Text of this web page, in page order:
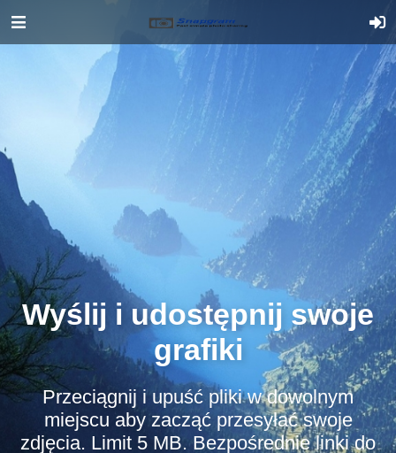
Wyślij i udostępnij swoje
grafiki
Przeciągnij i upuść pliki w dowolnym
miejscu aby zacząć przesyłać swoje
zdjęcia. Limit 5 MB. Bezpośrednie linki do